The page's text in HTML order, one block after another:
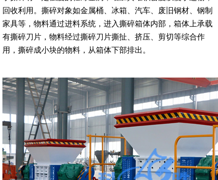
回收利用。撕碎对象如金属桶、冰箱、汽车、废旧钢材、钢制
家具等，物料通过进料系统，进入撕碎箱体内部，箱体上承载
有撕碎刀片，物料经过撕碎刀片撕扯、挤压、剪切等综合作
用，撕碎成小块的物料，从箱体下部排出。